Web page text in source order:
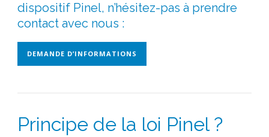
dispositif Pinel, n’hésitez-pas à prendre
contact avec nous :
DEMANDE D’INFORMATIONS
Principe de la loi Pinel ?